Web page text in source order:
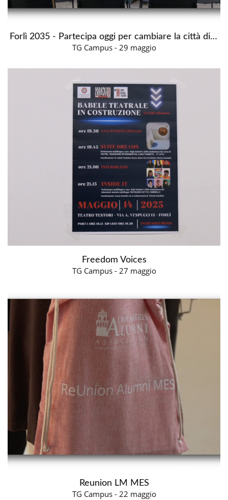
Forlì 2035 - Partecipa oggi per cambiare la città di domani
TG Campus - 29 maggio
Freedom Voices
TG Campus - 27 maggio
Reunion LM MES
TG Campus - 22 maggio